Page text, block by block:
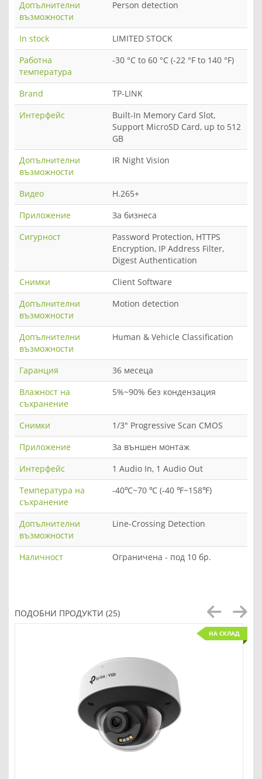
Допълнителни
възможности
Person detection
In stock
LIMITED STOCK
Работна
температура
-30 °C to 60 °C (-22 °F to 140 °F)
Brand
TP-LINK
Интерфейс
Built-In Memory Card Slot,
Support MicroSD Card, up to 512
GB
Допълнителни
възможности
IR Night Vision
Видео
H.265+
Приложение
За бизнеса
Сигурност
Password Protection, HTTPS
Encryption, IP Address Filter,
Digest Authentication
Снимки
Client Software
Допълнителни
възможности
Motion detection
Допълнителни
възможности
Human & Vehicle Classification
Гаранция
36 месеца
Влажност на
съхранение
5%~90% без кондензация
Снимки
1/3" Progressive Scan CMOS
Приложение
За външен монтаж
Интерфейс
1 Audio In, 1 Audio Out
Температура на
съхранение
-40℃~70 ℃ (-40 ℉~158℉)
Допълнителни
възможности
Line-Crossing Detection
Наличност Ограничена - под 10 бр.
ПОДОБНИ ПРОДУКТИ (25)
НА СКЛАД